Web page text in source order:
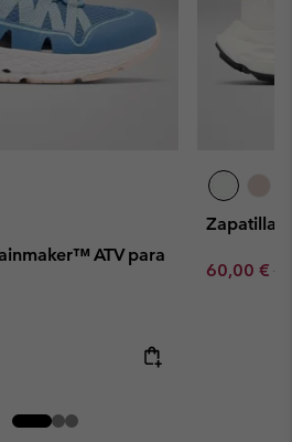
ATV para
Zapatillas
Sale price:
60,00 €